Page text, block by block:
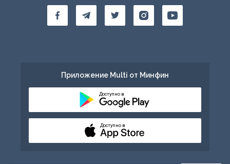
Приложение Multi от Минфин
Доступно в
Доступно в